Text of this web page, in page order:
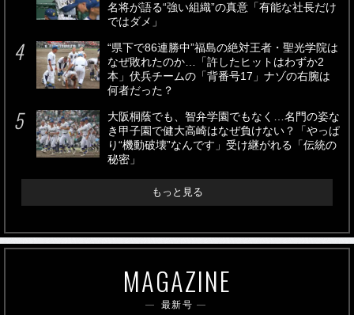
名将が語る“強い組織”の真意「有能な社長だけ
ではダメ」
“県下で86連勝中”福島の絶対王者・聖光学院は
なぜ敗れたのか…「許したヒットはわずか2
本」伏兵チームの「背番号17」ナゾの右腕は
何者だった？
大阪桐蔭でも、智弁学園でもなく…名門の姿な
き甲子園で健大高崎はなぜ負けない？「やっぱ
り“機動破壊”なんです」受け継がれる「伝統の
秘密」
もっと見る
MAGAZINE
最新号